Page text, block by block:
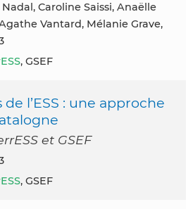
Vantard, Mélanie Grave,
, GSEF
l’ESS : une approche
et GSEF
, GSEF